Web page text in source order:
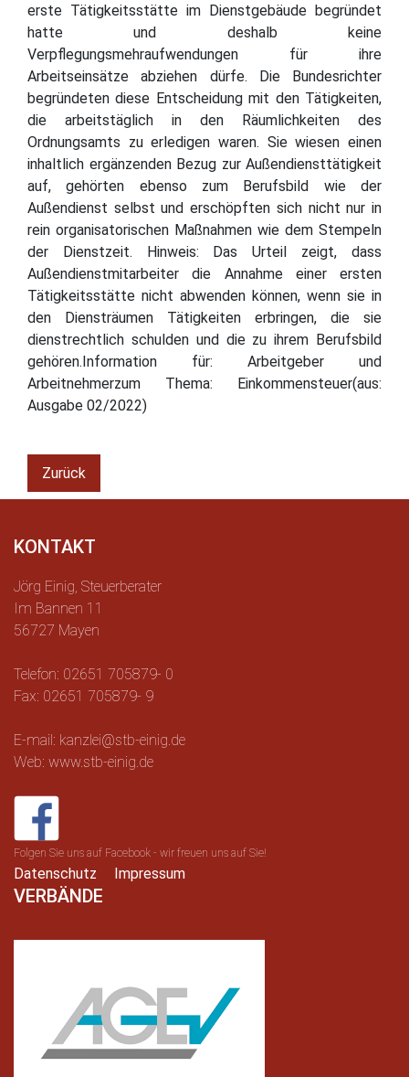
erste Tätigkeitsstätte im Dienstgebäude begründet
hatte und deshalb keine
Verpflegungsmehraufwendungen für ihre
Arbeitseinsätze abziehen dürfe. Die Bundesrichter
begründeten diese Entscheidung mit den Tätigkeiten,
die arbeitstäglich in den Räumlichkeiten des
Ordnungsamts zu erledigen waren. Sie wiesen einen
inhaltlich ergänzenden Bezug zur Außendiensttätigkeit
auf, gehörten ebenso zum Berufsbild wie der
Außendienst selbst und erschöpften sich nicht nur in
rein organisatorischen Maßnahmen wie dem Stempeln
der Dienstzeit. Hinweis: Das Urteil zeigt, dass
Außendienstmitarbeiter die Annahme einer ersten
Tätigkeitsstätte nicht abwenden können, wenn sie in
den Diensträumen Tätigkeiten erbringen, die sie
dienstrechtlich schulden und die zu ihrem Berufsbild
gehören.Information für: Arbeitgeber und
Arbeitnehmerzum Thema: Einkommensteuer(aus:
Ausgabe 02/2022)
Zurück
KONTAKT
Jörg Einig, Steuerberater
Im Bannen 11
56727 Mayen
Telefon: 02651 705879- 0
Fax: 02651 705879- 9
E-mail: kanzlei@stb-einig.de
Web: www.stb-einig.de
Folgen Sie uns auf Facebook - wir freuen uns auf Sie!
Datenschutz Impressum
VERBÄNDE